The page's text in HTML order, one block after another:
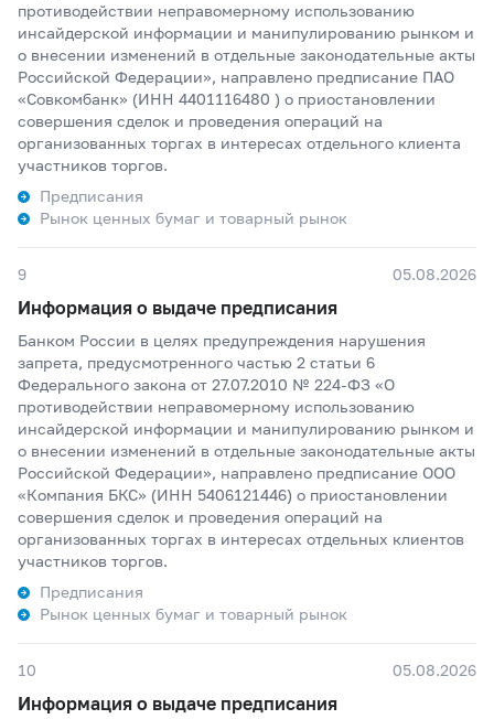
противодействии неправомерному использованию
инсайдерской информации и манипулированию рынком и
о внесении изменений в отдельные законодательные акты
Российской Федерации», направлено предписание ПАО
«Совкомбанк» (ИНН 4401116480 ) о приостановлении
совершения сделок и проведения операций на
организованных торгах в интересах отдельного клиента
участников торгов.
Предписания
Рынок ценных бумаг и товарный рынок
9 05.08.2026
Информация о выдаче предписания
Банком России в целях предупреждения нарушения
запрета, предусмотренного частью 2 статьи 6
Федерального закона от 27.07.2010 № 224-ФЗ «О
противодействии неправомерному использованию
инсайдерской информации и манипулированию рынком и
о внесении изменений в отдельные законодательные акты
Российской Федерации», направлено предписание ООО
«Компания БКС» (ИНН 5406121446) о приостановлении
совершения сделок и проведения операций на
организованных торгах в интересах отдельных клиентов
участников торгов.
Предписания
Рынок ценных бумаг и товарный рынок
10 05.08.2026
Информация о выдаче предписания